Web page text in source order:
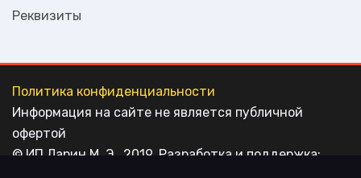
Реквизиты
© ИП Ларин М. Э., 2019. Разработка и поддержка:
Политика конфиденциальности
Информация на сайте не является публичной
офертой